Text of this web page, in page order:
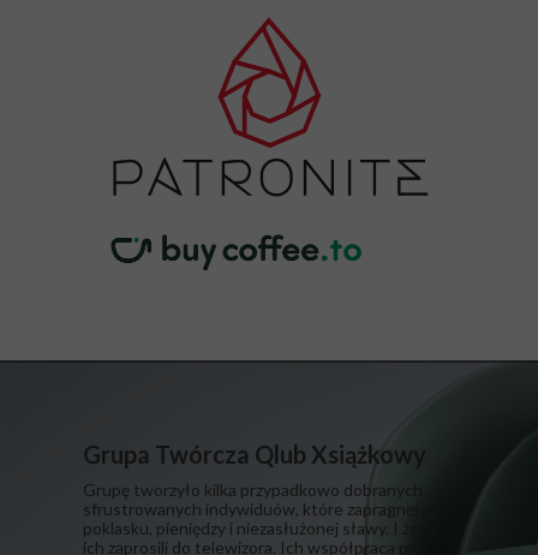
Grupa Twórcza Qlub Xsiążkowy
Grupę tworzyło kilka przypadkowo dobranych,
sfrustrowanych indywiduów, które zapragnęły
poklasku, pieniędzy i niezasłużonej sławy. I żeby
ich zaprosili do telewizora. Ich współpraca przy